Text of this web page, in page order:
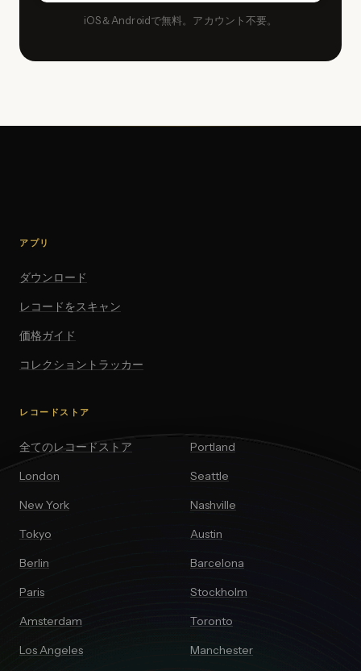
iOS＆Androidで無料。アカウント不要。
アプリ
ダウンロード
レコードをスキャン
価格ガイド
コレクショントラッカー
レコードストア
全てのレコードストア
London
New York
Tokyo
Berlin
Paris
Amsterdam
Los Angeles
Portland
Seattle
Nashville
Austin
Barcelona
Stockholm
Toronto
Manchester